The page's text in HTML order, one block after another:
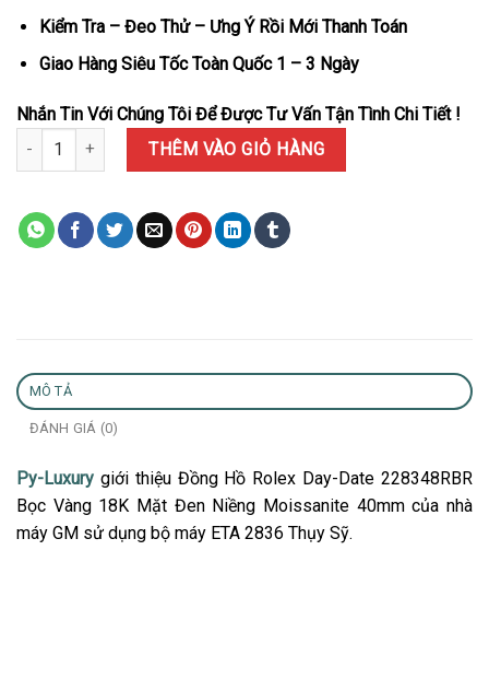
Kiểm Tra – Đeo Thử – Ưng Ý Rồi Mới Thanh Toán
Giao Hàng Siêu Tốc Toàn Quốc 1 – 3 Ngày
Nhắn Tin Với Chúng Tôi Để Được Tư Vấn Tận Tình Chi Tiết !
Đồng Hồ Rolex Day-Date 228348RBR Bọc Vàng 18K Mặt Đen
THÊM VÀO GIỎ HÀNG
MÔ TẢ
ĐÁNH GIÁ (0)
Py-Luxury giới thiệu Đồng Hồ Rolex Day-Date 228348RBR
Bọc Vàng 18K Mặt Đen Niềng Moissanite 40mm của nhà
máy GM sử dụng bộ máy ETA 2836 Thụy Sỹ.